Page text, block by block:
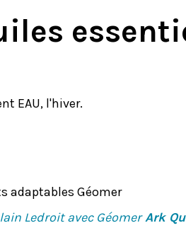
EAU, l'hiver.
adaptables Géomer
Ledroit avec GéomerArk